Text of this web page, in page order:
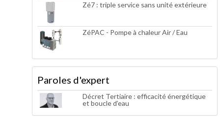
Zé7 : triple service sans unité extérieure
ZéPAC - Pompe à chaleur Air / Eau
Paroles d'expert
Décret Tertiaire : efficacité énergétique
et boucle d’eau